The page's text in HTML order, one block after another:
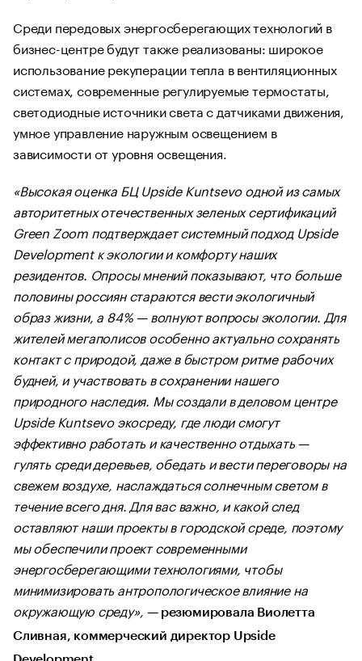
Среди передовых энергосберегающих технологий в
бизнес-центре будут также реализованы: широкое
использование рекуперации тепла в вентиляционных
системах, современные регулируемые термостаты,
светодиодные источники света с датчиками движения,
умное управление наружным освещением в
зависимости от уровня освещения.
«Высокая оценка БЦ Upside Kuntsevo одной из самых
авторитетных отечественных зеленых сертификаций
Green Zoom подтверждает системный подход Upside
Development к экологии и комфорту наших
резидентов. Опросы мнений показывают, что больше
половины россиян стараются вести экологичный
образ жизни, а 84% — волнуют вопросы экологии. Для
жителей мегаполисов особенно актуально сохранять
контакт с природой, даже в быстром ритме рабочих
будней, и участвовать в сохранении нашего
природного наследия. Мы создали в деловом центре
Upside Kuntsevo экосреду, где люди смогут
эффективно работать и качественно отдыхать —
гулять среди деревьев, обедать и вести переговоры на
свежем воздухе, наслаждаться солнечным светом в
течение всего дня. Для вас важно, и какой след
оставляют наши проекты в городской среде, поэтому
мы обеспечили проект современными
энергосберегающими технологиями, чтобы
минимизировать антропологическое влияние на
окружающую среду», — резюмировала Виолетта
Сливная, коммерческий директор Upside